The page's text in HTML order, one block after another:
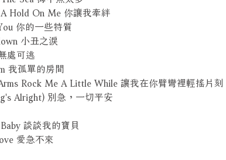
Hold On Me 你讓我牽絆
你的一些特質
小丑之淚
處可逃
我孤單的房間
Rock Me A Little While 讓我在你臂彎裡輕搖片刻
Alright) 別急，一切平安
談談我的寶貝
愛急不來